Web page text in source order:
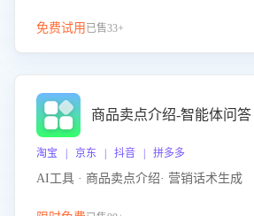
免费试用 已售33+
商品卖点介绍-智能体问答
淘宝 | 京东 | 抖音 | 拼多多
AI工具 · 商品卖点介绍· 营销话术生成